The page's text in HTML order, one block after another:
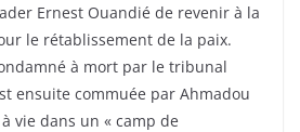
Ernest Ouandié de revenir à la
le rétablissement de la paix.
à mort par le tribunal
ensuite commuée par Ahmadou
vie dans un « camp de